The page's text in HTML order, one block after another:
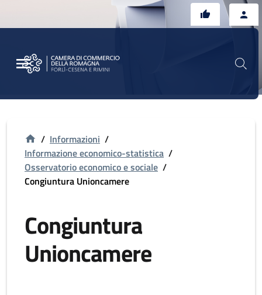
/ Informazioni /
Informazione economico-statistica /
Osservatorio economico e sociale /
Congiuntura Unioncamere
Congiuntura
Unioncamere